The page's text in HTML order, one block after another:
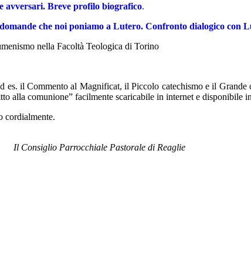
avversari. Breve profilo biografico.
che noi poniamo a Lutero. Confronto dialogico con
nella Facoltà Teologica di Torino
il Commento al Magnificat, il Piccolo catechismo e il
alla comunione” facilmente scaricabile in internet e disponibile
cordialmente.
Il Consiglio Parrocchiale Pastorale di Reaglie